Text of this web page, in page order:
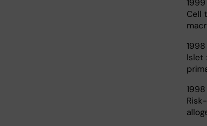
Cell
Islet